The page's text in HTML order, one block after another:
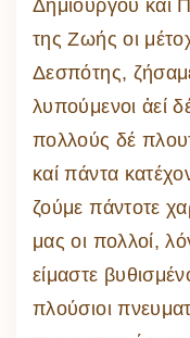
Δημιουργού και
της Ζωής οι
Δεσπότης,
λυπούμενοι ἀεί
πολλούς δέ
καί πάντα
ζούμε πάντοτε
μας οι πολλοί,
είμαστε
πλούσιοι